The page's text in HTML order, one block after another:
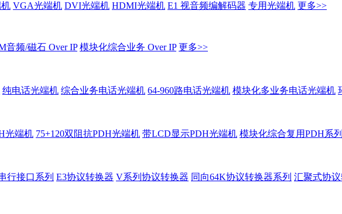
VGA光端机 DVI光端机 HDMI光端机 E1 视音频编解码器 专用光端机 更多>>
音频/磁石 Over IP 模块化综合业务 Over IP 更多>>
纯电话光端机 综合业务电话光端机 64-960路电话光端机 模块化多业务电话光端机
光端机 75+120双阻抗PDH光端机 带LCD显示PDH光端机 模块化综合复用PDH系列
行接口系列 E3协议转换器 V系列协议转换器 同向64K协议转换器系列 汇聚式协